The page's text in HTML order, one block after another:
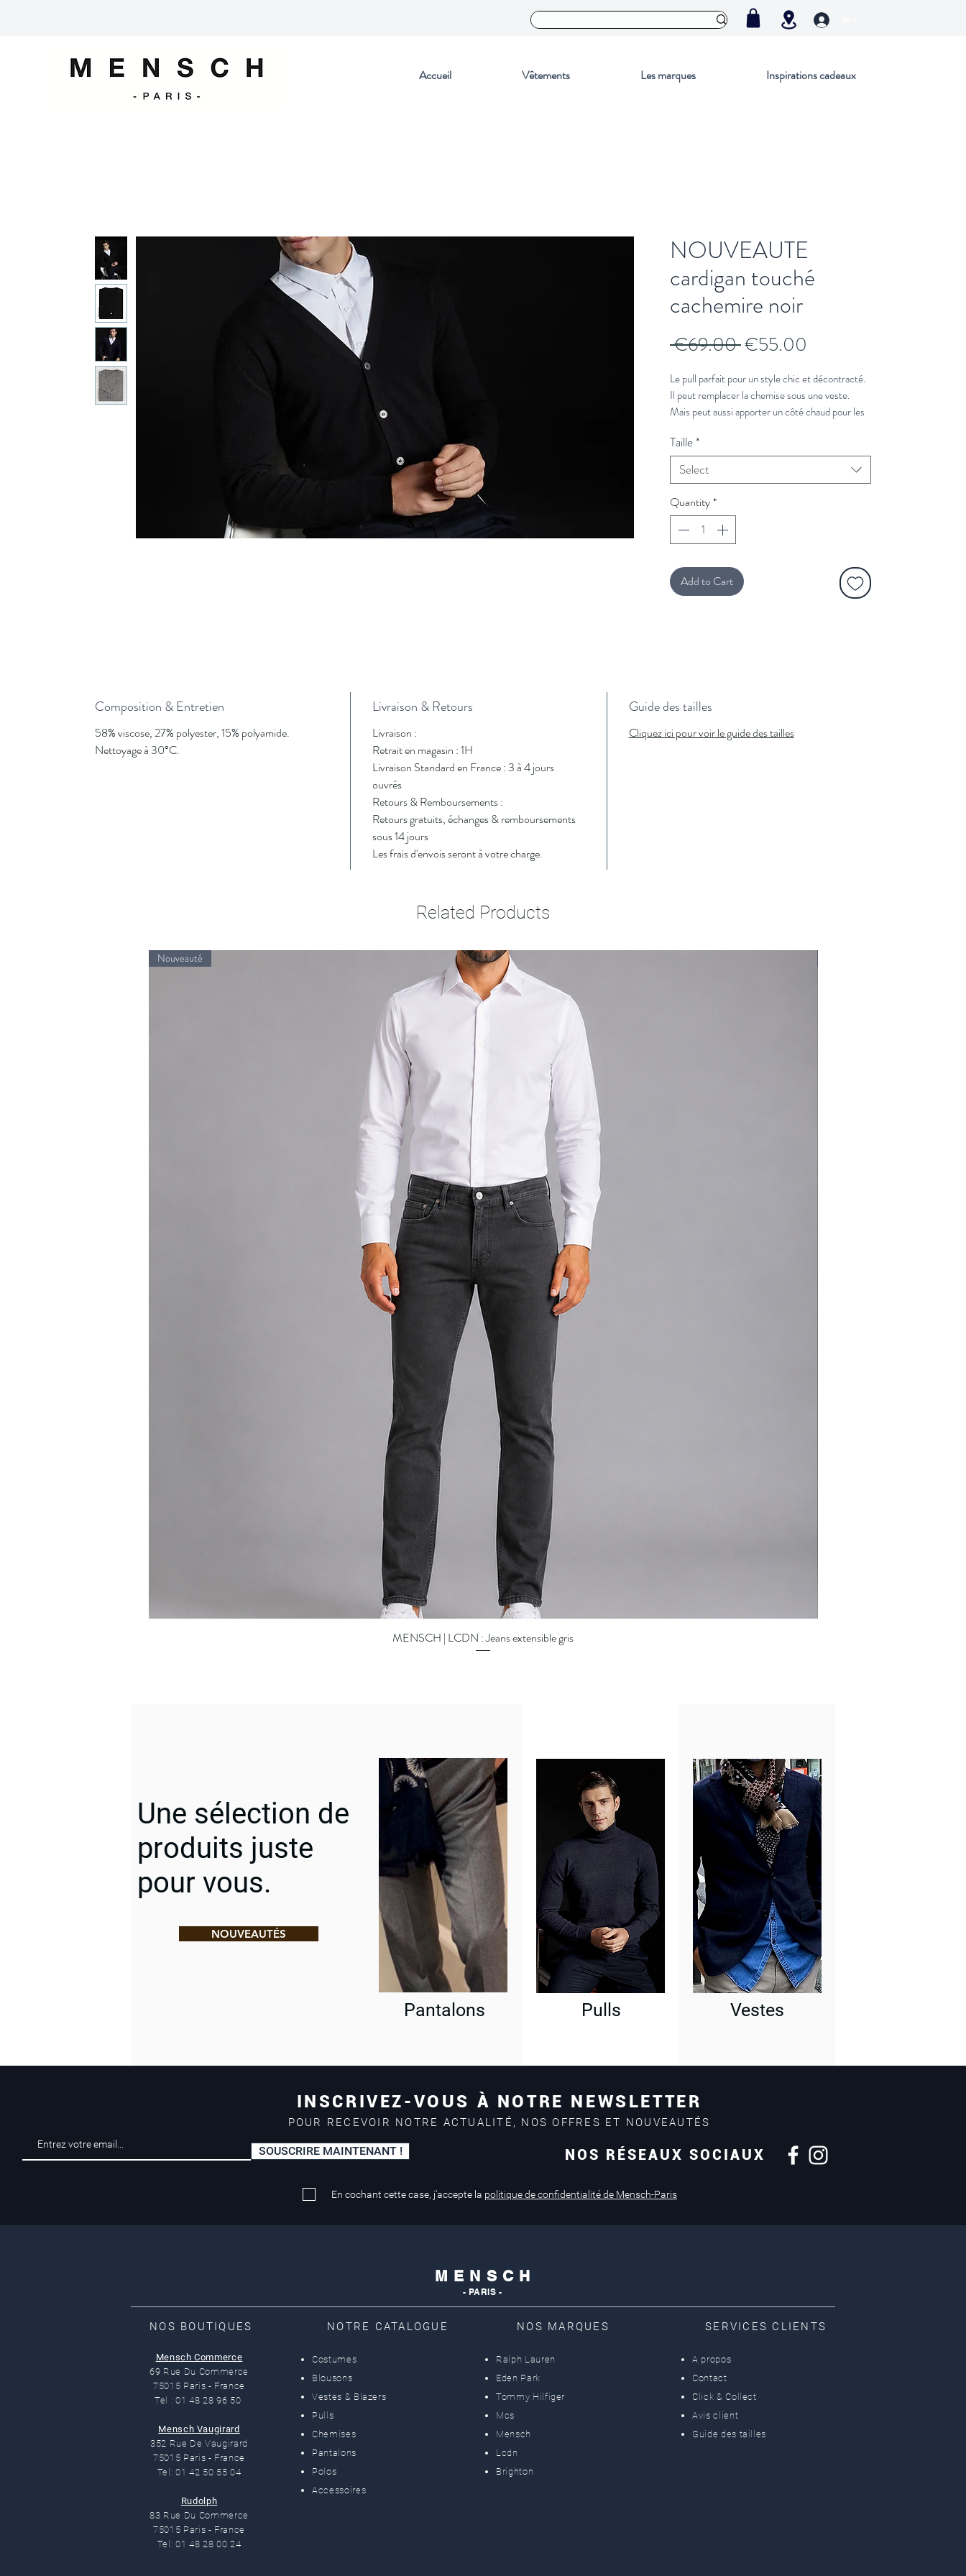
Accueil Vêtements Les marques Inspirations cadeaux
NOUVEAUTE
cardigan touché
cachemire noir
€69.00 Regular
€55.00
Le pull parfait pour un style chic et décontracté.
Il peut remplacer la chemise sous une veste.
Mais peut aussi apporter un côté chaud pour les
À associer avec :
un jeanspour le week-end ou
semaine,
et uneveste en laine beige
Vous souhaitez plus de conseils de
Voir le guide des tailles
Taille*
Select
Quantity*
Add to Cart
Composition & Entretien
58% viscose, 27% polyester, 15% polyamide.
Nettoyage à 30°C.
Livraison & Retours
Livraison :
Retrait en magasin : 1H
Livraison Standard en France : 3 à 4 jours
ouvrés
Retours & Remboursements :
Retours gratuits, échanges & remboursements
sous 14 jours
Les frais d'envois seront à votre charge.
Guide des tailles
Cliquez ici pour voir le guide des tailles
Related Products
Quick View
Nouveauté
MENSCH | LCDN : Jeans extensible gris
Une sélection de
produits juste
pour vous.
NOUVEAUTÉS
Pantalons Pulls Vestes
Mastercard, Visa
en magasin
INSCRIVEZ-VOUS À NOTRE NEWSLETTER
POUR RECEVOIR NOTRE ACTUALITÉ, NOS OFFRES ET NOUVEAUTÉS
SOUSCRIRE MAINTENANT ! NOS RÉSEAUX SOCIAUX
En cochant cette case, j'accepte la politique de confidentialité de Mensch-Paris
M E N S C H
- PARIS -
NOS BOUTIQUES
Mensch Commerce
69 Rue Du Commerce
75015 Paris - France
Tel : 01 48 28 96 50
Mensch Vaugirard
352 Rue De Vaugirard
75015 Paris - France
Tel: 01 42 50 55 04
Rudolph
83 Rue Du Commerce
75015 Paris - France
Tel: 01 48 28 00 24
NOTRE CATALOGUE
Costumes
Blousons
Vestes & Blazers
Pulls
Chemises
Pantalons
Polos
Accessoires
NOS MARQUES
Ralph Lauren
Eden Park
Tommy Hilfiger
Mcs
Mensch
Lcdn
Brighton
SERVICES CLIENTS
A propos
Contact
Click & Collect
Avis client
Guide des tailles